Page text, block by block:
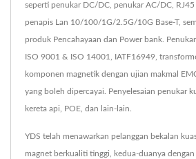
seperti penukar DC/DC, penukar AC/DC, RJ45
penapis Lan 10/100/1G/2.5G/10G Base-T,
produk Pencahayaan dan Power bank.
ISO 9001 & ISO 14001, IATF16949,
komponen magnetik dengan ujian makmal
yang boleh dipercayai. Penyelesaian penukar
kereta api, POE, dan lain-lain.
YDS telah menawarkan pelanggan bekalan
magnet berkualiti tinggi, kedua-duanya